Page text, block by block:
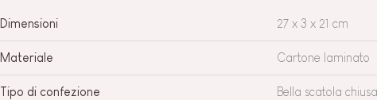
Dimensioni 27 x 3 x 21 cm
Materiale Cartone laminato
Tipo di confezione Bella scatola chiusa